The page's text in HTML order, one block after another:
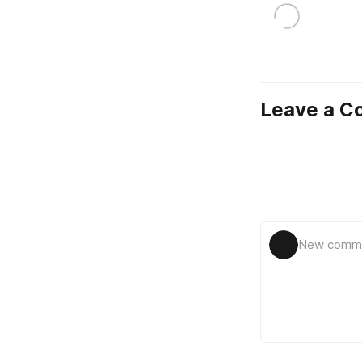
Leave a